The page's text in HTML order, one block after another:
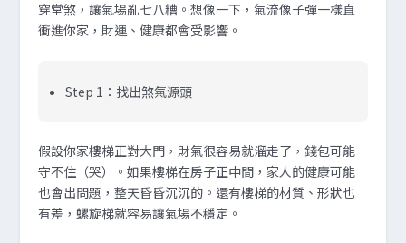
穿堂煞，讓氣場亂七八糟。想像一下，氣流像子彈一樣直
衝進你家，財運、健康都會受影響。
Step 1：找出煞氣源頭
假設你家樓梯正對大門，財氣很容易就溜走了，錢包可能
守不住（哭）。如果樓梯在房子正中間，家人的健康可能
也會出問題，整天昏昏沉沉的。還有樓梯的材質、形狀也
有差，螺旋梯就容易讓氣場不穩定。